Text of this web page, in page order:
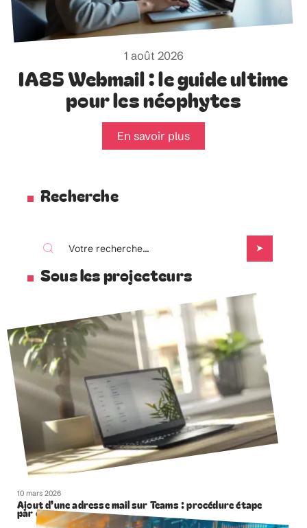
1 août 2026
IA85 Webmail : le guide ultime
pour les néophytes
En savoir plus
Recherche
Sous les projecteurs
10 mars 2026
Ajout d’une adresse mail sur Teams : procédure étape
par étape